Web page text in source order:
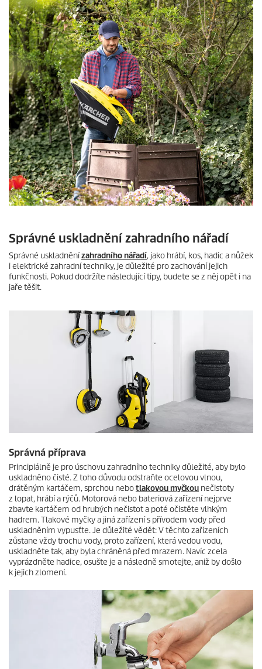
Správné uskladnění zahradního nářadí
Správné uskladněnízahradního nářadí, jako hrábí, kos, hadic a nůžek
i elektrické zahradní techniky, je důležité pro zachování jejich
funkčnosti. Pokud dodržíte následující tipy, budete se z něj opět i na
jaře těšit.
Správná příprava
Principiálně je pro úschovu zahradního techniky důležité, aby bylo
uskladněno čisté. Z toho důvodu odstraňte ocelovou vlnou,
drátěným kartáčem, sprchou nebotlakovou myčkou nečistoty
z lopat, hrábí a rýčů. Motorová nebo bateriová zařízení nejprve
zbavte kartáčem od hrubých nečistot a poté očistěte vlhkým
hadrem. Tlakové myčky a jiná zařízení s přívodem vody před
uskladněním vypusťte. Je důležité vědět: V těchto zařízeních
zůstane vždy trochu vody, proto zařízení, která vedou vodu,
uskladněte tak, aby byla chráněná před mrazem. Navíc zcela
vyprázdněte hadice, osušte je a následně smotejte, aniž by došlo
k jejich zlomení.